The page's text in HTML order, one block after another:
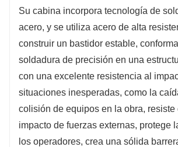
Su cabina incorpora tecnología de
acero, y se utiliza acero de alta
construir un bastidor estable,
soldadura de precisión en una
con una excelente resistencia al
situaciones inesperadas, como la
colisión de equipos en la obra, resiste
impacto de fuerzas externas, protege
los operadores, crea una sólida